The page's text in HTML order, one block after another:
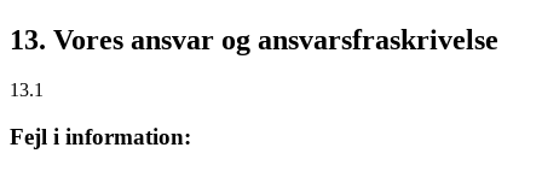
13. Vores ansvar og ansvarsfraskrivelse
13.1
Fejl i information: